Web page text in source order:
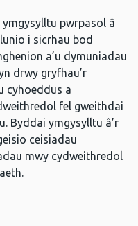
ymgysylltu pwrpasol â
i sicrhau bod
a’u dymuniadau
drwy gryfhau’r
cyhoeddus a
fel gweithdai
Byddai ymgysylltu â’r
ceisiadau
mwy cydweithredol